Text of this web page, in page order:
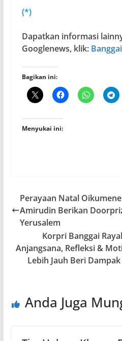
(*)
Dapatkan informasi
Googlenews, klik:
Bagikan ini:
Menyukai ini:
Perayaan Natal
Amirudin Berikan
Yerusalem
Korpri Banggai
Anjangsana, Refleksi &
Lebih Jauh Beri
Anda Juga